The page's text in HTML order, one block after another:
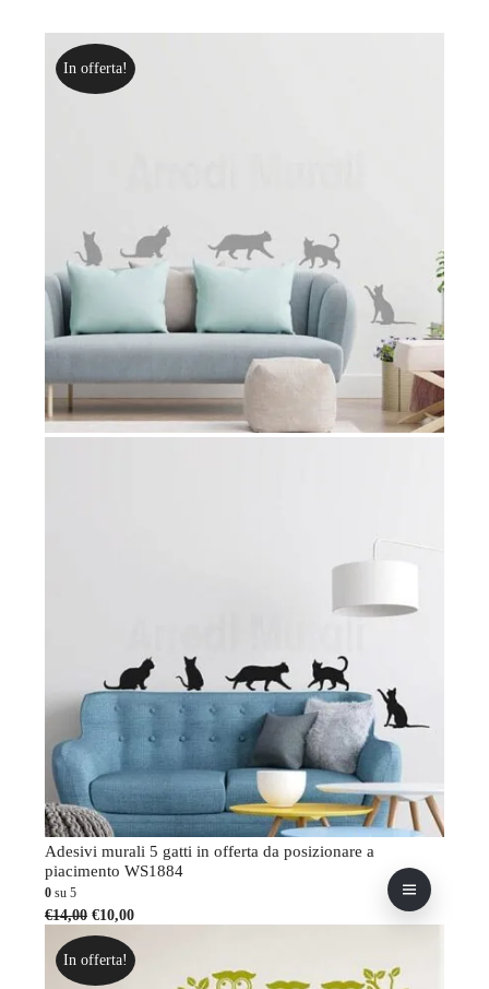
In offerta!
Adesivi murali 5 gatti in offerta da posizionare a
piacimento WS1884
0 su 5
€14,00 Il
prezzo
originale
era:
€14,00.
€10,00Il
prezzo
è:
€10,00.
Questo
ha
più
In offerta!